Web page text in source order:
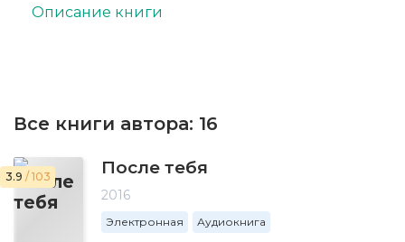
Описание книги
Все книги автора: 16
3.9 / 103 После тебя
2016
Электронная Аудиокнига